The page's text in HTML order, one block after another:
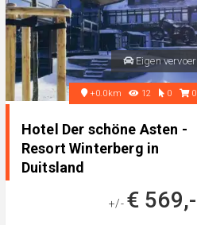
Eigen vervoer
+0.0km 12 0 0
Hotel Der schöne Asten -
Resort Winterberg in
Duitsland
+/- € 569,-